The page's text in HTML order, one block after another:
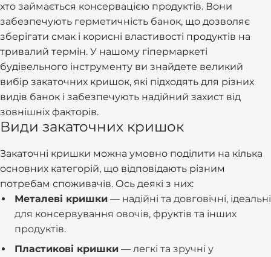
хто займається консервацією продуктів. Вони
забезпечують герметичність банок, що дозволяє
зберігати смак і корисні властивості продуктів на
тривалий термін. У нашому гіпермаркеті
будівельного інструменту ви знайдете великий
вибір закаточних кришок, які підходять для різних
видів банок і забезпечують надійний захист від
зовнішніх факторів.
Види закаточних кришок
Закаточні кришки можна умовно поділити на кілька
основних категорій, що відповідають різним
потребам споживачів. Ось деякі з них:
Металеві кришки — надійні та довговічні, ідеальні
для консервування овочів, фруктів та інших
продуктів.
Пластикові кришки — легкі та зручні у